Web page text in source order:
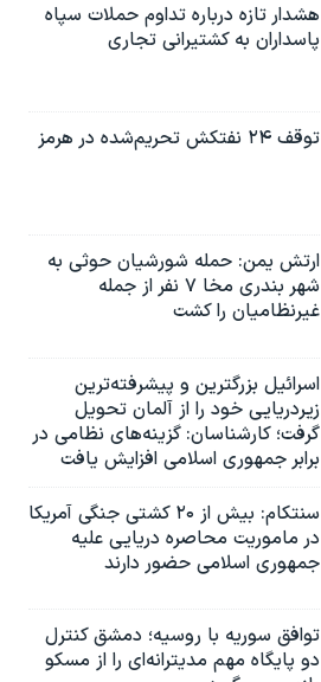
هشدار تازه درباره تداوم حملات سپاه
پاسداران به کشتیرانی تجاری
توقف ۲۴ نفتکش تحریم‌شده در هرمز
ارتش یمن: حمله شورشیان حوثی به
شهر بندری مخا ۷ نفر از جمله
غیرنظامیان را کشت
اسرائيل بزرگترین و پیشرفته‌ترین
زیردریایی خود را از آلمان تحویل
گرفت؛ کارشناسان: گزینه‌های نظامی در
برابر جمهوری اسلامی افزایش یافت
سنتکام: بیش از ۲۰ کشتی جنگی آمریکا
در ماموریت محاصره دریایی علیه
جمهوری اسلامی حضور دارند
توافق سوریه با روسیه؛ دمشق کنترل
دو پایگاه مهم مدیترانه‌ای را از مسکو